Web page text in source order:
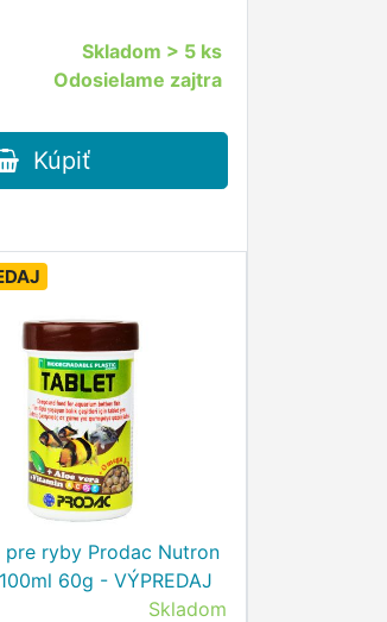
Skladom > 5 ks
Odosielame zajtra
Kúpiť
pre ryby Prodac Nutron
60g - VÝPREDAJ
Skladom